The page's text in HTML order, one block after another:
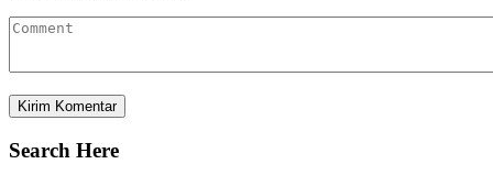
Search Here